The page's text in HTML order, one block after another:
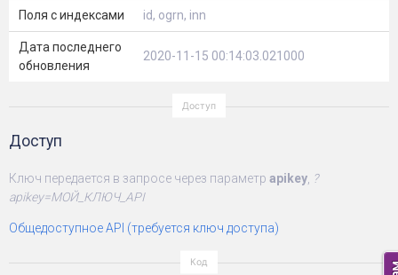
Поля с индексами id, ogrn, inn
Дата последнего
обновления
2020-11-15 00:14:03.021000
Доступ
Ключ передается в запросе через параметр apikey, ?
apikey=МОЙ_КЛЮЧ_API
Общедоступное API (требуется ключ доступа)